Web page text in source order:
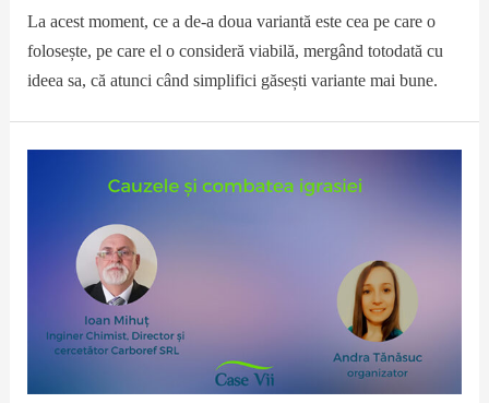
La acest moment, ce a de-a doua variantă este cea pe care o
folosește, pe care el o consideră viabilă, mergând totodată cu
ideea sa, că atunci când simplifici găsești variante mai bune.